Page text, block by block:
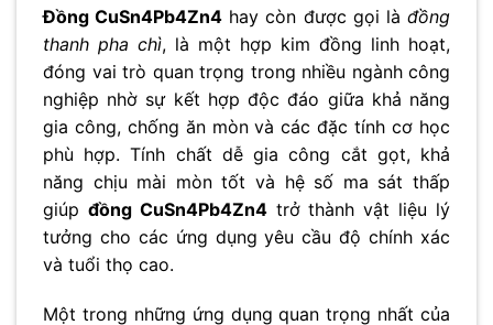
Đồng CuSn4Pb4Zn4 hay còn được gọi làđồng
thanh pha chì, là một hợp kim đồng linh hoạt,
đóng vai trò quan trọng trong nhiều ngành công
nghiệp nhờ sự kết hợp độc đáo giữa khả năng
gia công, chống ăn mòn và các đặc tính cơ học
phù hợp. Tính chất dễ gia công cắt gọt, khả
năng chịu mài mòn tốt và hệ số ma sát thấp
giúp đồng CuSn4Pb4Zn4trở thành vật liệu lý
tưởng cho các ứng dụng yêu cầu độ chính xác
và tuổi thọ cao.
Một trong những ứng dụng quan trọng nhất của